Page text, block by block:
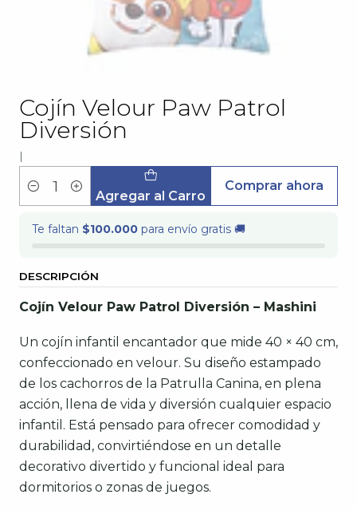
Cojín Velour Paw Patrol
Diversión
|
Cantidad Agregar al Carro
Comprar ahora
Te faltan $100.000 para envío gratis 🚚
DESCRIPCIÓN
Cojín Velour Paw Patrol Diversión – Mashini
Un cojín infantil encantador que mide 40 × 40 cm,
confeccionado en velour. Su diseño estampado
de los cachorros de la Patrulla Canina, en plena
acción, llena de vida y diversión cualquier espacio
infantil. Está pensado para ofrecer comodidad y
durabilidad, convirtiéndose en un detalle
decorativo divertido y funcional ideal para
dormitorios o zonas de juegos.